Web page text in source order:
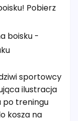
Pobierz
sportowcy
ilustracja
po treningu
kosza na